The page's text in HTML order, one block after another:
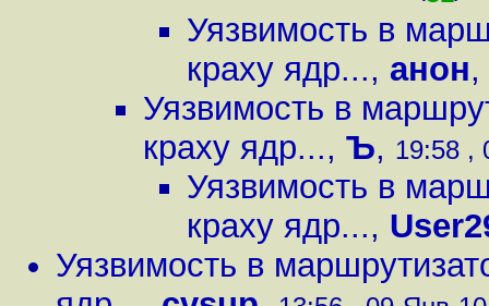
Уязвимость в
краху ядр..., анон,
Уязвимость в
краху ядр..., Ъ, 19:58 ,
Уязвимость в
краху ядр...,
Уязвимость в